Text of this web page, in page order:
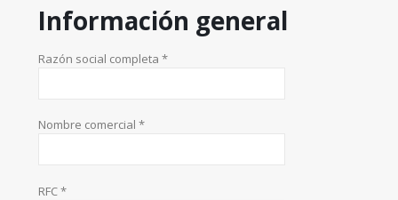
Información general
Razón social completa *
Nombre comercial *
RFC *